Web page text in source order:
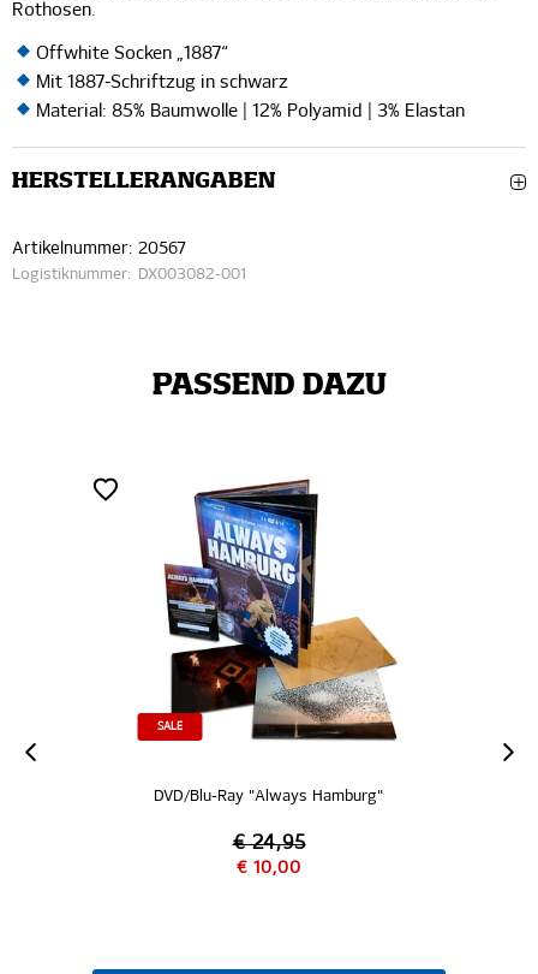
Rothosen.
Offwhite Socken „1887“
Mit 1887-Schriftzug in schwarz
Material: 85% Baumwolle | 12% Polyamid | 3% Elastan
HERSTELLERANGABEN
Artikelnummer: 20567
Logistiknummer: DX003082-001
PASSEND DAZU
"Always Hamburg"
NEU